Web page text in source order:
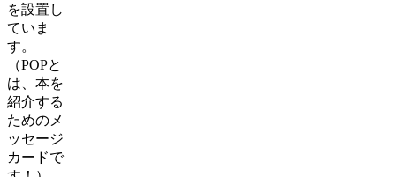
を設置し
ていま
す。
（POPと
は、本を
紹介する
ためのメ
ッセージ
カードで